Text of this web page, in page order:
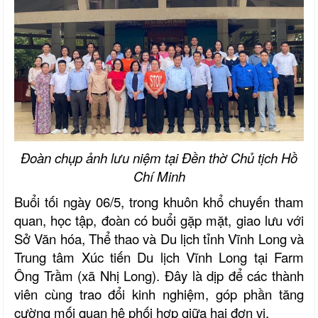
Đoàn chụp ảnh lưu niệm tại Đền thờ Chủ tịch Hồ
Chí Minh
Buổi tối ngày 06/5, trong khuôn khổ chuyến tham
quan, học tập, đoàn có buổi gặp mặt, giao lưu với
Sở Văn hóa, Thể thao và Du lịch tỉnh Vĩnh Long và
Trung tâm Xúc tiến Du lịch Vĩnh Long tại Farm
Ông Trầm (xã Nhị Long). Đây là dịp để các thành
viên cùng trao đổi kinh nghiệm, góp phần tăng
cường mối quan hệ phối hợp giữa hai đơn vị.